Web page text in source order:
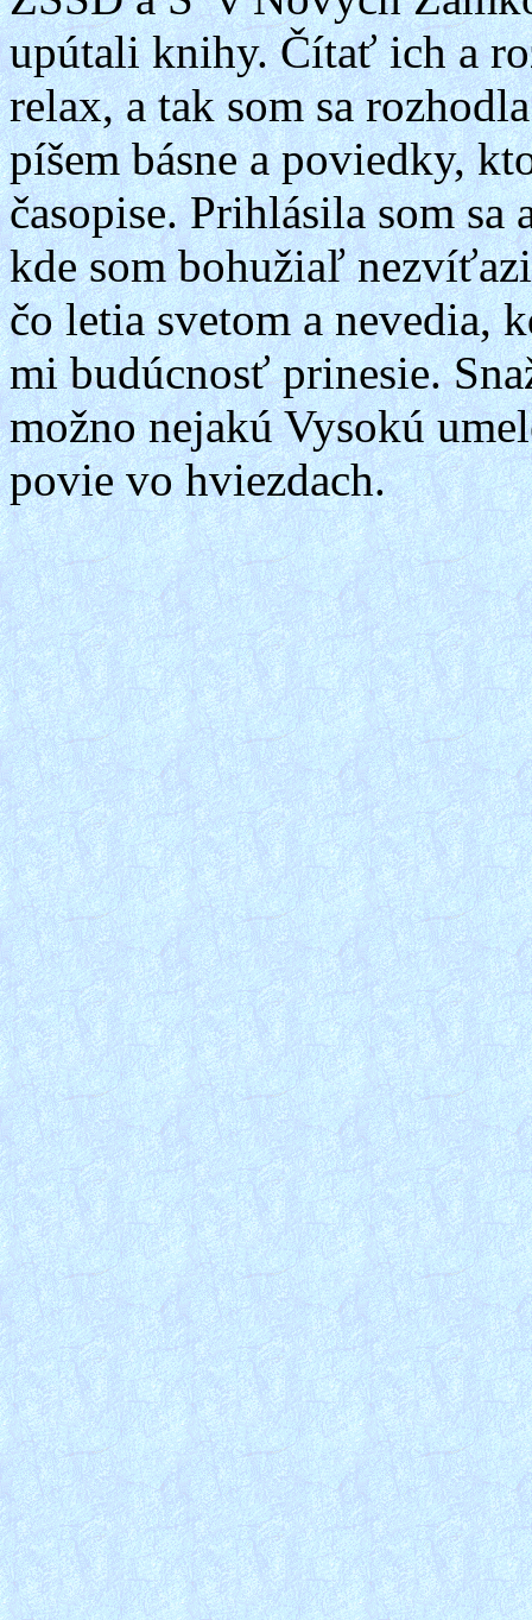
upútali knihy. Čítať ich a
relax, a tak som sa
píšem básne a poviedky,
časopise. Prihlásila som
kde som bohužiaľ
čo letia svetom a nevedia,
mi budúcnosť prinesie.
možno nejakú Vysokú
povie vo hviezdach.